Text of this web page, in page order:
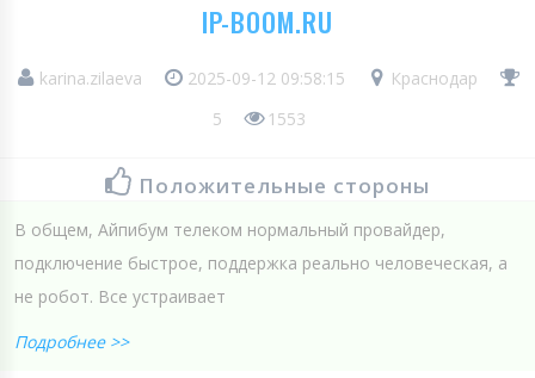
IP-BOOM.RU
karina.zilaeva 2025-09-12 09:58:15
Краснодар
5
1553
Положительные стороны
В общем, Айпибум телеком нормальный провайдер,
подключение быстрое, поддержка реально человеческая, а
не робот. Все устраивает
Подробнее >>